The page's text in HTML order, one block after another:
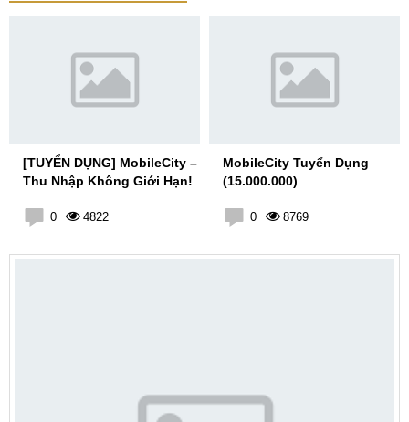
[TUYỂN DỤNG] MobileCity –
Thu Nhập Không Giới Hạn!
0 4822
MobileCity Tuyển Dụng
(15.000.000)
0 8769